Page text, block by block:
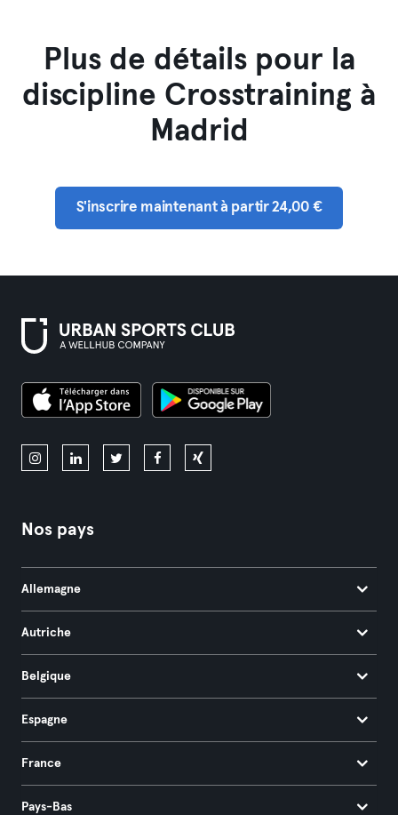
Plus de détails pour la
discipline Crosstraining à
Madrid
S'inscrire maintenant à partir 24,00 €
Nos pays
Allemagne
Autriche
Belgique
Espagne
France
Pays-Bas